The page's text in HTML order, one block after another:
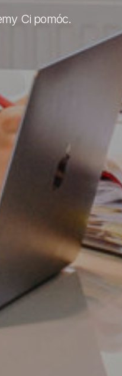
Ci pomóc.